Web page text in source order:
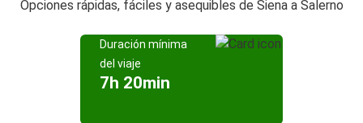
Opciones rápidas, fáciles y asequibles de Siena a Salerno
Duración mínima
del viaje
7h 20min